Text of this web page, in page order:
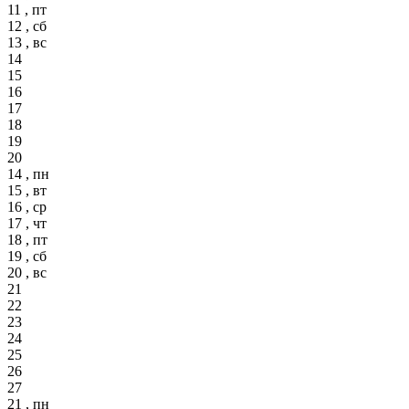
11 , пт
12 , сб
13 , вс
14
15
16
17
18
19
20
14 , пн
15 , вт
16 , ср
17 , чт
18 , пт
19 , сб
20 , вс
21
22
23
24
25
26
27
21 , пн